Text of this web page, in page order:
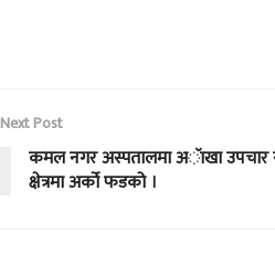
Next Post
कमल नगर अस्पतालमा अॅाखा उपचार
क्षेत्रमा अर्को फडको ।